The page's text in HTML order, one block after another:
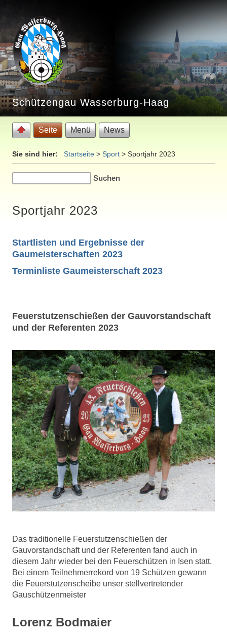
Schützengau Wasserburg-Haag
Seite Menü News
Sie sind hier: Startseite > Sport > Sportjahr 2023
Sportjahr 2023
Startlisten und Ergebnisse der
Gaumeisterschaften 2023
Terminliste Gaumeisterschaft 2023
Feuerstutzenschießen der Gauvorstandschaft
und der Referenten 2023
Das traditionelle Feuerstutzenschießen der
Gauvorstandschaft und der Referenten fand auch in
diesem Jahr wieder bei den Feuerschützen in Isen statt.
Bei einem Teilnehmerrekord von 19 Schützen gewann
die Feuerstutzenscheibe unser stellvertretender
Gauschützenmeister
Lorenz Bodmaier